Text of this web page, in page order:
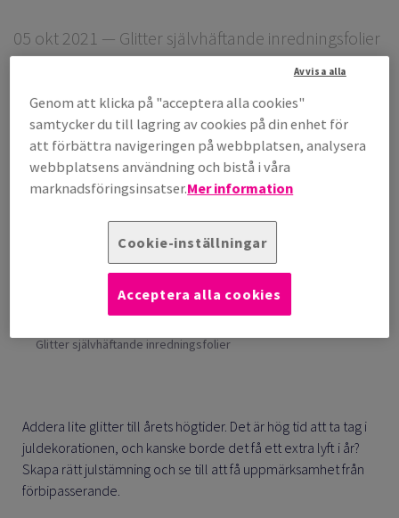
05 okt 2021 — Glitter självhäftande inredningsfolier
Coala Glitter
Glitter självhäftande inredningsfolier
Addera lite glitter till årets högtider. Det är hög tid att ta tag i
juldekorationen, och kanske borde det få ett extra lyft i år?
Skapa rätt julstämning och se till att få uppmärksamhet från
förbipasserande.
Genom att klicka på "acceptera alla cookies"
samtycker du till lagring av cookies på din enhet för
att förbättra navigeringen på webbplatsen, analysera
webbplatsens användning och bistå i våra
marknadsföringsinsatser.Mer information
Cookie-inställningar
Avvisa alla
Acceptera alla cookies